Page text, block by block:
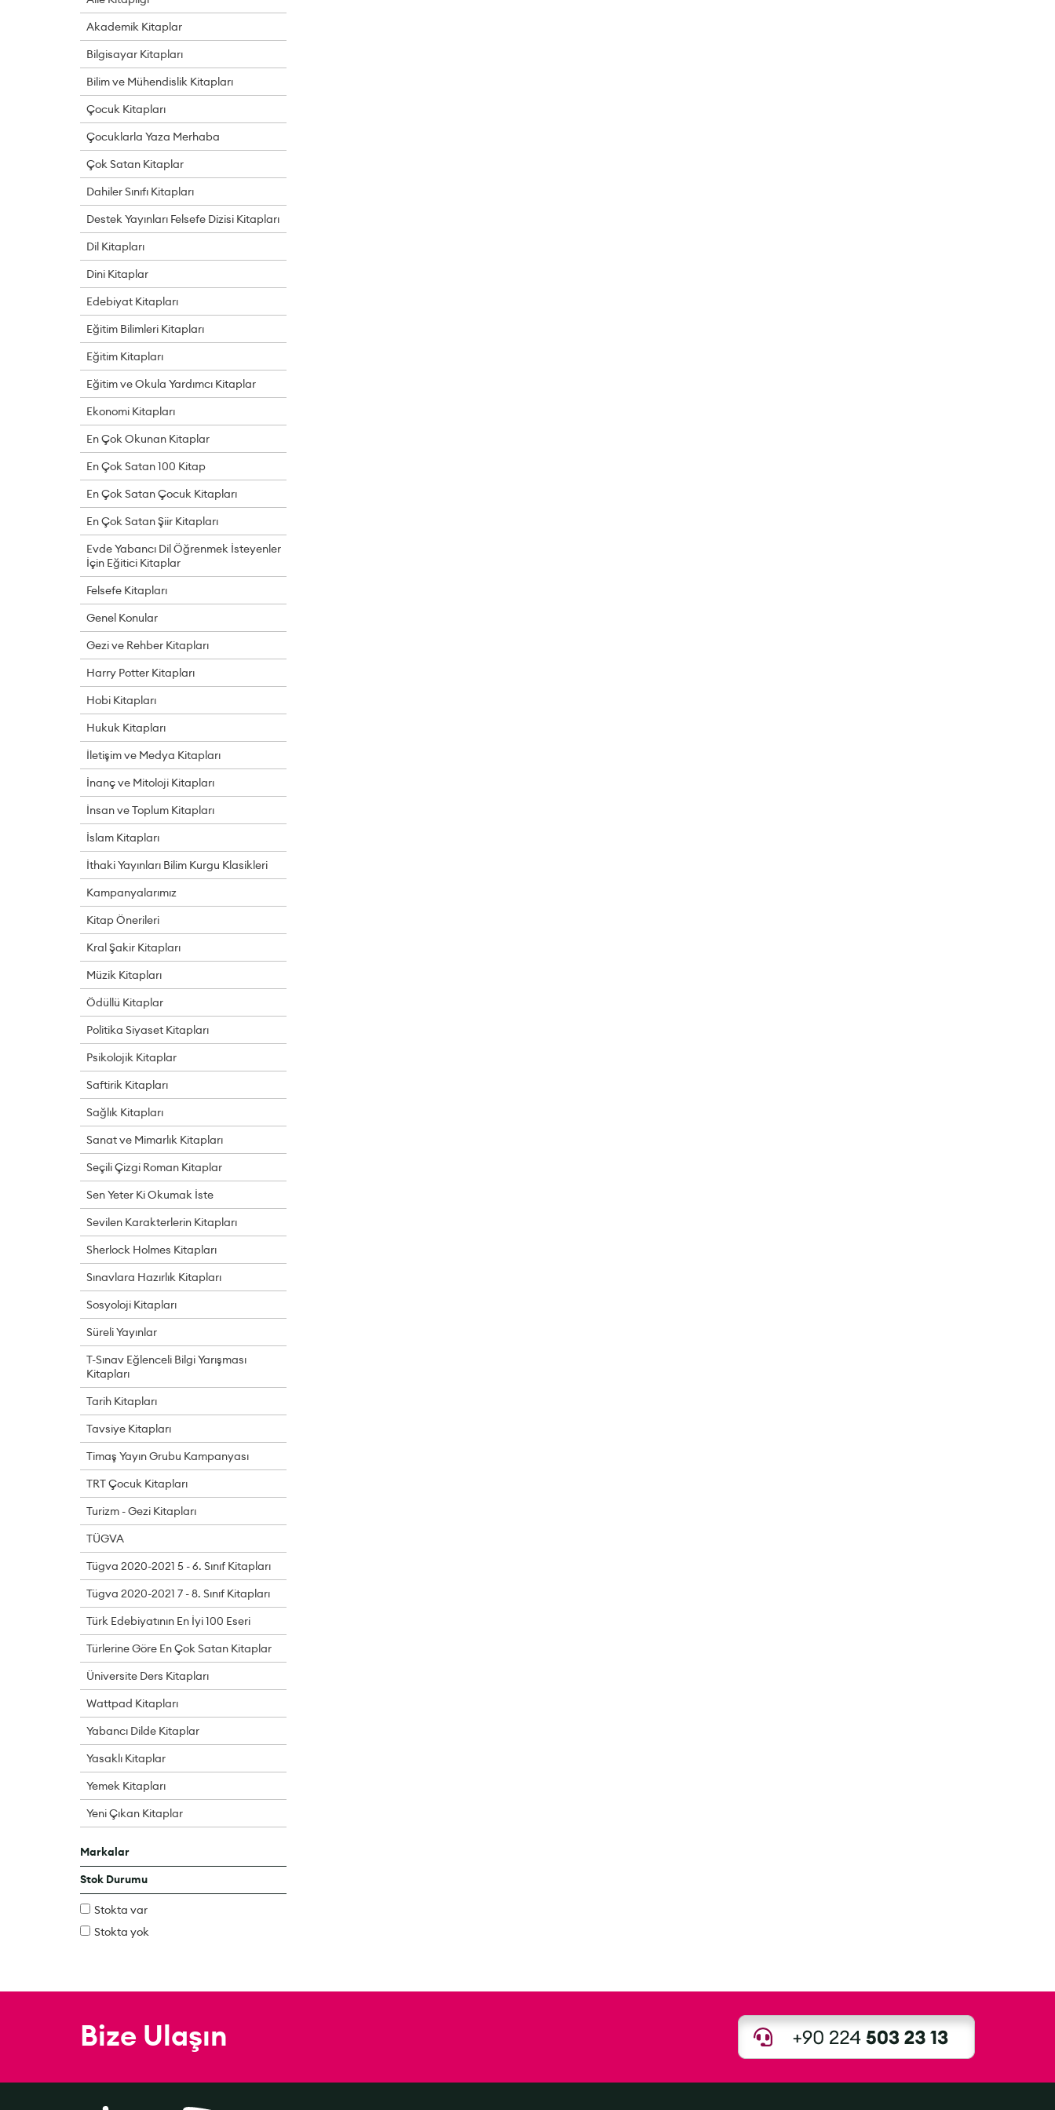
Akademik Kitaplar
Bilgisayar Kitapları
Bilim ve Mühendislik Kitapları
Çocuk Kitapları
Çocuklarla Yaza Merhaba
Çok Satan Kitaplar
Dahiler Sınıfı Kitapları
Destek Yayınları Felsefe Dizisi Kitapları
Dil Kitapları
Dini Kitaplar
Edebiyat Kitapları
Eğitim Bilimleri Kitapları
Eğitim Kitapları
Eğitim ve Okula Yardımcı Kitaplar
Ekonomi Kitapları
En Çok Okunan Kitaplar
En Çok Satan 100 Kitap
En Çok Satan Çocuk Kitapları
En Çok Satan Şiir Kitapları
Evde Yabancı Dil Öğrenmek İsteyenler
İçin Eğitici Kitaplar
Felsefe Kitapları
Genel Konular
Gezi ve Rehber Kitapları
Harry Potter Kitapları
Hobi Kitapları
Hukuk Kitapları
İletişim ve Medya Kitapları
İnanç ve Mitoloji Kitapları
İnsan ve Toplum Kitapları
İslam Kitapları
İthaki Yayınları Bilim Kurgu Klasikleri
Kampanyalarımız
Kitap Önerileri
Kral Şakir Kitapları
Müzik Kitapları
Ödüllü Kitaplar
Politika Siyaset Kitapları
Psikolojik Kitaplar
Saftirik Kitapları
Sağlık Kitapları
Sanat ve Mimarlık Kitapları
Seçili Çizgi Roman Kitaplar
Sen Yeter Ki Okumak İste
Sevilen Karakterlerin Kitapları
Sherlock Holmes Kitapları
Sınavlara Hazırlık Kitapları
Sosyoloji Kitapları
Süreli Yayınlar
T-Sınav Eğlenceli Bilgi Yarışması
Kitapları
Tarih Kitapları
Tavsiye Kitapları
Timaş Yayın Grubu Kampanyası
TRT Çocuk Kitapları
Turizm - Gezi Kitapları
TÜGVA
Tügva 2020-2021 5 - 6. Sınıf Kitapları
Tügva 2020-2021 7 - 8. Sınıf Kitapları
Türk Edebiyatının En İyi 100 Eseri
Türlerine Göre En Çok Satan Kitaplar
Üniversite Ders Kitapları
Wattpad Kitapları
Yabancı Dilde Kitaplar
Yasaklı Kitaplar
Yemek Kitapları
Yeni Çıkan Kitaplar
Markalar
Stok Durumu
Stokta var
Stokta yok
Bize Ulaşın